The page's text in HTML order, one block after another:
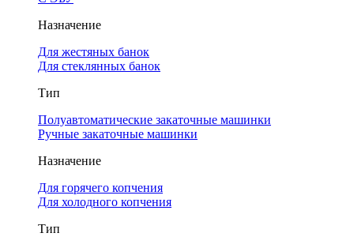
Назначение
Для жестяных банок
Для стеклянных банок
Тип
Полуавтоматические закаточные машинки
Ручные закаточные машинки
Назначение
Для горячего копчения
Для холодного копчения
Тип